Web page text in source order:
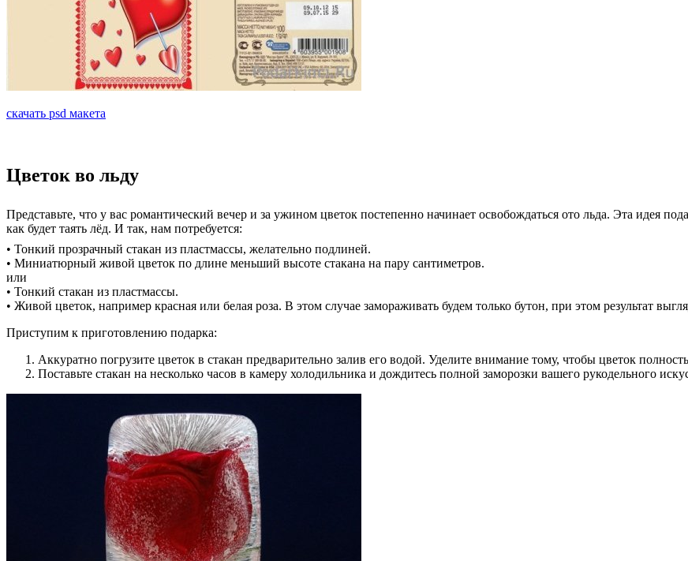
скачать psd макета
Цветок во льду
Представьте, что у вас романтический вечер и за ужином цветок постепенно начинает освобождаться ото льда. Эта идея
как будет таять лёд. И так, нам потребуется:
• Тонкий прозрачный стакан из пластмассы, желательно подлиней.
• Миниатюрный живой цветок по длине меньший высоте стакана на пару сантиметров.
или
• Тонкий стакан из пластмассы.
• Живой цветок, например красная или белая роза. В этом случае замораживать будем только бутон, при этом результат
Приступим к приготовлению подарка:
Аккуратно погрузите цветок в стакан предварительно залив его водой. Уделите внимание тому, чтобы цветок
Поставьте стакан на несколько часов в камеру холодильника и дождитесь полной заморозки вашего рукодельного